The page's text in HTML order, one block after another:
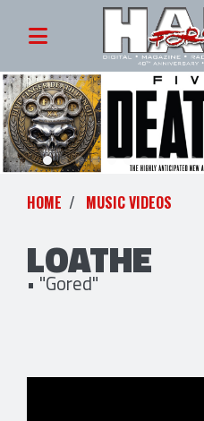
HOME MUSIC VIDEOS
LOATHE
• "Gored"